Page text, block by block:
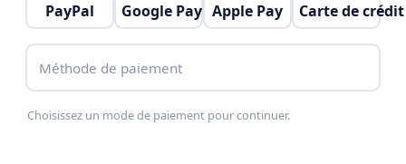
PayPal Google Pay Apple Pay Carte de crédit
Méthode de paiement
Choisissez un mode de paiement pour continuer.